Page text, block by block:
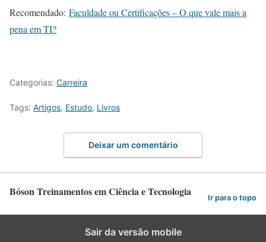
Recomendado: Faculdade ou Certificações – O que vale mais a
pena em TI?
Categorias: Carreira
Tags: Artigos, Estudo, Livros
Deixar um comentário
Bóson Treinamentos em Ciência e Tecnologia Ir para o topo
Sair da versão mobile